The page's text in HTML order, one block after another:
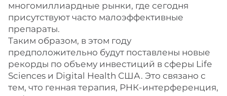
многомиллиардные рынки, где сегодня
присутствуют часто малоэффективные
препараты.
Таким образом, в этом году
предположительно будут поставлены новые
рекорды по объему инвестиций в сферы Life
Sciences и Digital Health США. Это связано с
тем, что генная терапия, РНК-интерференция,